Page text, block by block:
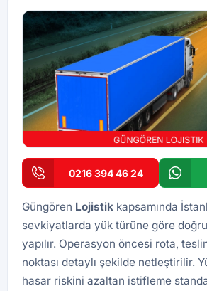
0216 394 46 24
Güngören Lojistik kapsamında
sevkiyatlarda yük türüne göre
yapılır. Operasyon öncesi rota,
noktası detaylı şekilde netleştirilir.
hasar riskini azaltan istifleme